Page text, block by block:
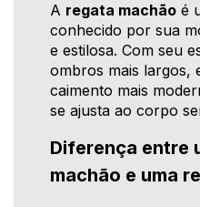
A regata machão é
conhecido por sua
e estilosa. Com seu
ombros mais largos,
caimento mais
se ajusta ao corpo
Diferença entre
machão e uma